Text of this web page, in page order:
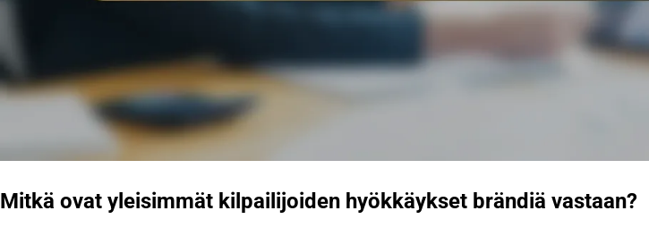
Mitkä ovat yleisimmät kilpailijoiden hyökkäykset brändiä vastaan?